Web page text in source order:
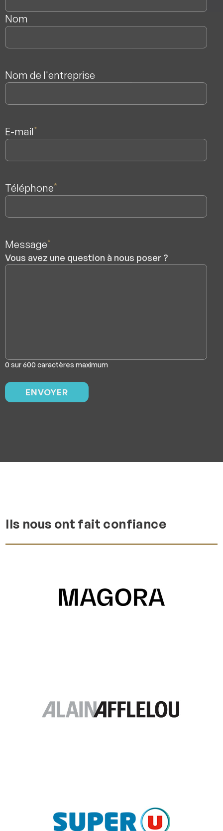
Nom
Nom de l'entreprise
E-mail *
Téléphone*
Message*
Vous avez une question à nous poser ?
0 sur 600 caractères maximum
Ils nous ont fait confiance